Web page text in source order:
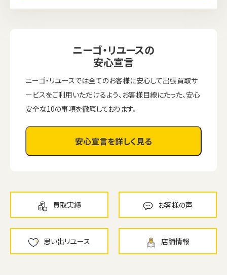
ニーゴ・リユースの
安心宣言
ニーゴ・リユースでは全てのお客様に安心して出張買取サ
ービスをご利用いただけるよう、お客様目線にたった、安心
安全な10の事項を徹底しております。
安心宣言を詳しく見る
買取実績 お客様の声
思い出リユース 店舗情報